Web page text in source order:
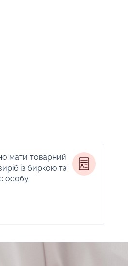
мати товарний
із биркою та
особу.